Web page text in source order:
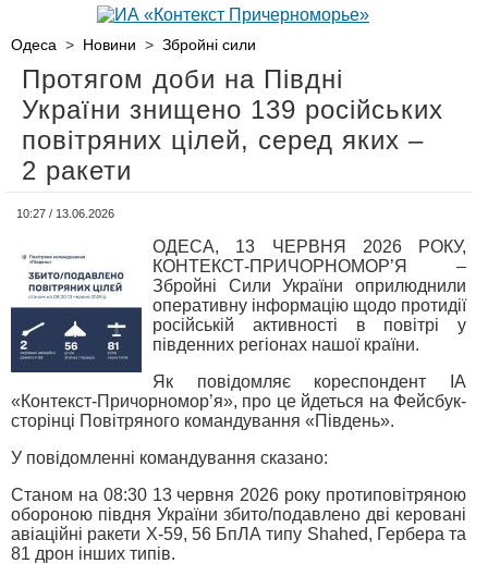
Одеса > Новини > Збройні сили
Протягом доби на Півдні
України знищено 139 російських
повітряних цілей, серед яких –
2 ракети
10:27 / 13.06.2026
ОДЕСА, 13 ЧЕРВНЯ 2026 РОКУ,
КОНТЕКСТ-ПРИЧОРНОМОР’Я –
Збройні Сили України оприлюднили
оперативну інформацію щодо протидії
російській активності в повітрі у
південних регіонах нашої країни.
Як повідомляє кореспондент ІА
«Контекст-Причорномор’я», про це йдеться на Фейсбук-
сторінці Повітряного командування «Південь».
У повідомленні командування сказано:
Станом на 08:30 13 червня 2026 року протиповітряною
обороною півдня України збито/подавлено дві керовані
авіаційні ракети Х-59, 56 БпЛА типу Shahed, Гербера та
81 дрон інших типів.